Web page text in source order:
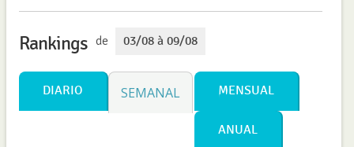
Rankings de 03/08 à 09/08
DIARIO SEMANAL MENSUAL
ANUAL